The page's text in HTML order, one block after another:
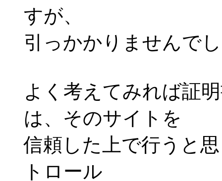
すが、
引っかかりませんで
よく考えてみれば証
は、そのサイトを
信頼した上で行うと
トロール